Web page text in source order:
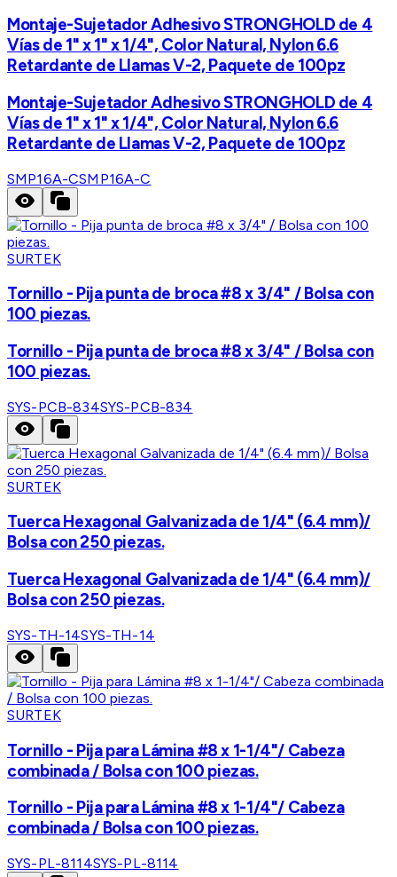
Montaje-Sujetador Adhesivo STRONGHOLD de 4
Vías de 1" x 1" x 1/4", Color Natural, Nylon 6.6
Retardante de Llamas V-2, Paquete de 100pz
Montaje-Sujetador Adhesivo STRONGHOLD de 4
Vías de 1" x 1" x 1/4", Color Natural, Nylon 6.6
Retardante de Llamas V-2, Paquete de 100pz
SMP16A-CSMP16A-C
SURTEK
Tornillo - Pija punta de broca #8 x 3/4" / Bolsa con
100 piezas.
Tornillo - Pija punta de broca #8 x 3/4" / Bolsa con
100 piezas.
SYS-PCB-834SYS-PCB-834
SURTEK
Tuerca Hexagonal Galvanizada de 1/4" (6.4 mm)/
Bolsa con 250 piezas.
Tuerca Hexagonal Galvanizada de 1/4" (6.4 mm)/
Bolsa con 250 piezas.
SYS-TH-14SYS-TH-14
SURTEK
Tornillo - Pija para Lámina #8 x 1-1/4"/ Cabeza
combinada / Bolsa con 100 piezas.
Tornillo - Pija para Lámina #8 x 1-1/4"/ Cabeza
combinada / Bolsa con 100 piezas.
SYS-PL-8114SYS-PL-8114